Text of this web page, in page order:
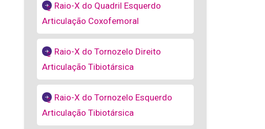
Raio-X do Quadril Esquerdo
Articulação Coxofemoral
Raio-X do Tornozelo Direito
Articulação Tibiotársica
Raio-X do Tornozelo Esquerdo
Articulação Tibiotársica